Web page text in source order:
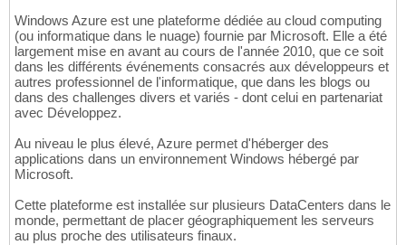
Windows Azure est une plateforme dédiée au cloud computing
(ou informatique dans le nuage) fournie par Microsoft. Elle a été
largement mise en avant au cours de l'année 2010, que ce soit
dans les différents événements consacrés aux développeurs et
autres professionnel de l'informatique, que dans les blogs ou
dans des challenges divers et variés - dont celui en partenariat
avec Développez.
Au niveau le plus élevé, Azure permet d'héberger des
applications dans un environnement Windows hébergé par
Microsoft.
Cette plateforme est installée sur plusieurs DataCenters dans le
monde, permettant de placer géographiquement les serveurs
au plus proche des utilisateurs finaux.